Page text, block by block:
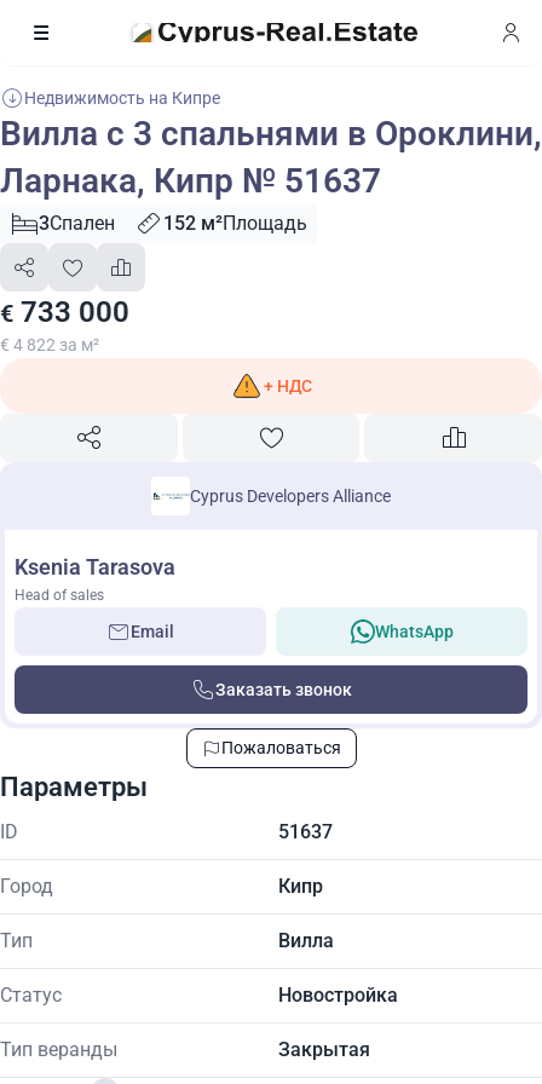
Недвижимость на Кипре
Вилла с 3 спальнями в Ороклини,
Ларнака, Кипр № 51637
3Спален 152 м²Площадь
€ 733 000
€ 4 822 за м²
+ НДС
Cyprus Developers Alliance
Ksenia Tarasova
Head of sales
Email WhatsApp
Заказать звонок
Пожаловаться
Параметры
ID 51637
Город Кипр
Тип Вилла
Статус Новостройка
Тип веранды Закрытая